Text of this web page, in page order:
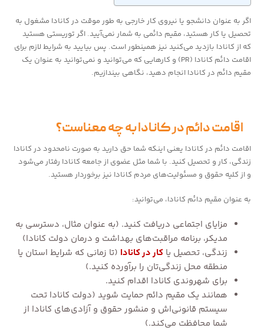
اگر به عنوان دانشجو یا نیروی کار خارجی به طور موقت در کانادا مشغول به
تحصیل یا کار هستید، مقیم دائمی به شمار نمی‌آیید. اگر توریستی هستید
که از کانادا بازدید می‌کنید نیز همینطور است. پس بیایید به شرایط لازم برای
اقامت دائم کانادا (PR) و کارهایی که می‌توانید و نمی‌توانید به عنوان یک
مقیم دائم در کانادا انجام دهید، نگاهی بیندازیم.
اقامت دائم در کانادا به چه معناست؟
اقامت دائم در کانادا یعنی اینکه شما حق دارید به صورت نامحدود در کانادا
زندگی، کار و تحصیل کنید. با شما مثل عضوی از جامعه کانادا رفتار می‌شود
و از کلیه حقوق و مسئولیت‌های مردم کانادا نیز برخوردار هستید.
به عنوان مقیم دائم کانادا، می‌توانید:
مزایای اجتماعی دریافت کنید. (به عنوان مثال، دسترسی به
مدیکر، برنامه مراقبت‌های بهداشت و درمان دولت کانادا)
زندگی، تحصیل یاکار در کانادا (تا زمانی که شرایط استان یا
منطقه محل زندگی‌تان را برآورده کنید.)
برای شهروندی کانادا اقدام کنید.
همانند یک مقیم دائم حمایت شوید (دولت کانادا تحت
سیستم قانونی‌اش و منشور حقوق و آزادی‌های کانادا از
شما محافظت می‌کند.)